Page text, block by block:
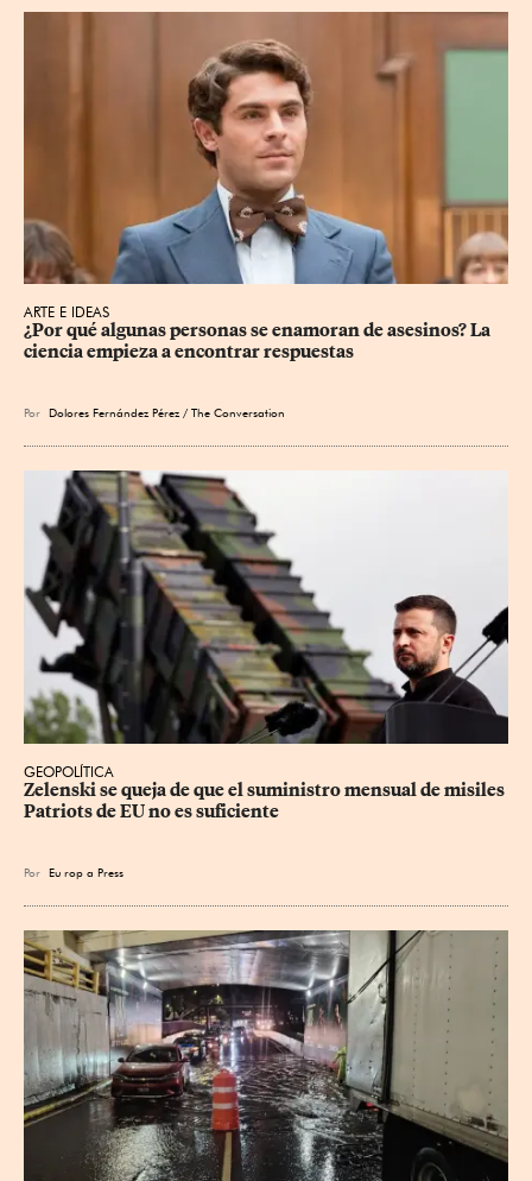
ARTE E IDEAS
¿Por qué algunas personas se enamoran de asesinos? La
ciencia empieza a encontrar respuestas
Por Dolores Fernández Pérez / The Conversation
GEOPOLÍTICA
Zelenski se queja de que el suministro mensual de misiles
Patriots de EU no es suficiente
Por Eu rop a Press